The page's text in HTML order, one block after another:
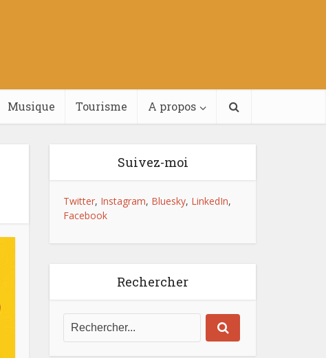
Musique Tourisme A propos
Suivez-moi
Twitter, Instagram, Bluesky, LinkedIn,
Facebook
Rechercher